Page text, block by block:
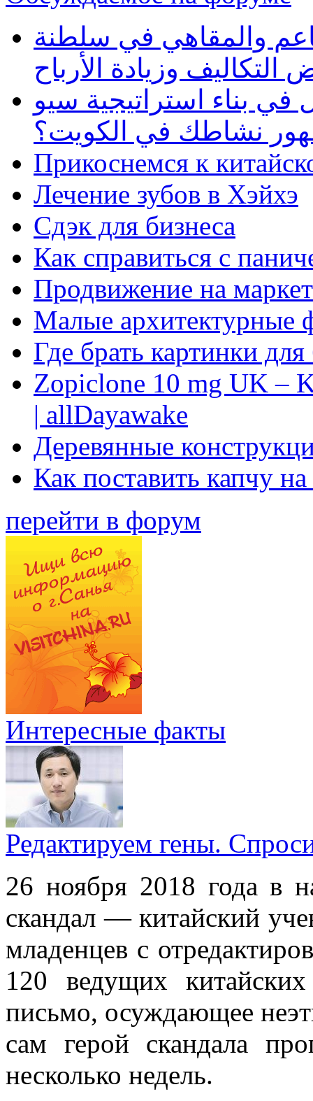
والمقاهي في سلطنة
وزيادة الأرباح
بناء استراتيجية سيو
نشاطك في الكويت؟
Прикоснемся к
Лечение зубов в Хэйхэ
Сдэк для бизнеса
Как справиться с
Продвижение на
Малые архитектурные
Где брать картинки
Zopiclone 10 mg UK –
| allDayawake
Деревянные
Как поставить капчу
перейти в форум
Интересные факты
Редактируем гены.
26 ноября 2018 года в
скандал — китайский
младенцев с
120 ведущих
письмо, осуждающее
сам герой скандала
несколько недель.